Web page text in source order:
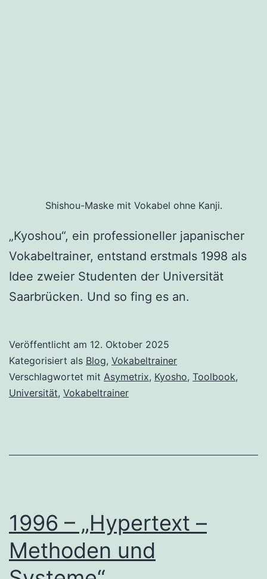
Shishou-Maske mit Vokabel ohne Kanji.
„Kyoshou“, ein professioneller japanischer
Vokabeltrainer, entstand erstmals 1998 als
Idee zweier Studenten der Universität
Saarbrücken. Und so fing es an.
Veröffentlicht am 12. Oktober 2025
Kategorisiert als Blog, Vokabeltrainer
Verschlagwortet mit Asymetrix, Kyosho, Toolbook,
Universität, Vokabeltrainer
1996 – „Hypertext –
Methoden und